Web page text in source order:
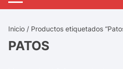
Inicio / Productos etiquetados
PATOS